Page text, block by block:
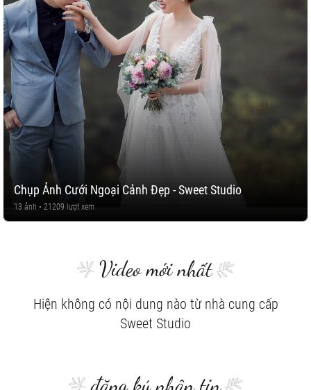
Chụp Ảnh Cưới Ngoại Cảnh Đẹp - Sweet Studio
13 ảnh • 21209 lượt xem
Video mới nhất
Hiện không có nội dung nào từ nhà cung cấp
Sweet Studio
đăng ký nhận tin